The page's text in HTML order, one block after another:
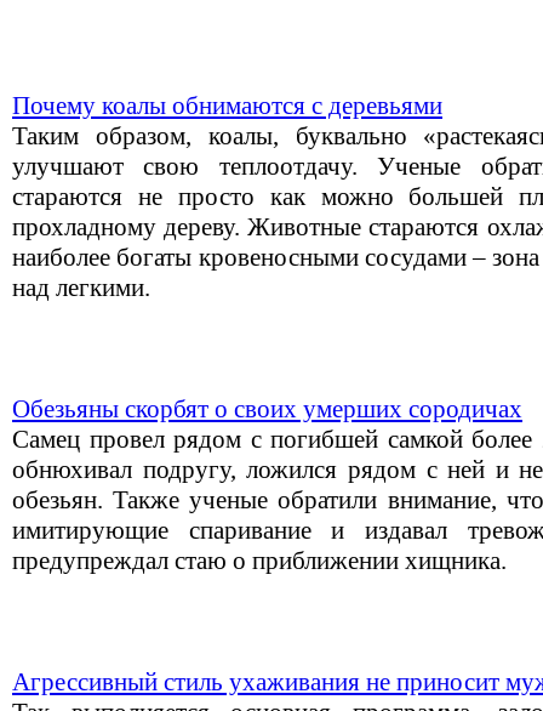
Почему коалы обнимаются с деревьями
Таким образом, коалы, буквально
улучшают свою теплоотдачу. Ученые
стараются не просто как можно большей
прохладному дереву. Животные стараются
наиболее богаты кровеносными сосудами –
над легкими.
Обезьяны скорбят о своих умерших сородичах
Самец провел рядом с погибшей самкой
обнюхивал подругу, ложился рядом с ней и
обезьян. Также ученые обратили внимание,
имитирующие спаривание и издавал
предупреждал стаю о приближении хищника.
Агрессивный стиль ухаживания не приносит